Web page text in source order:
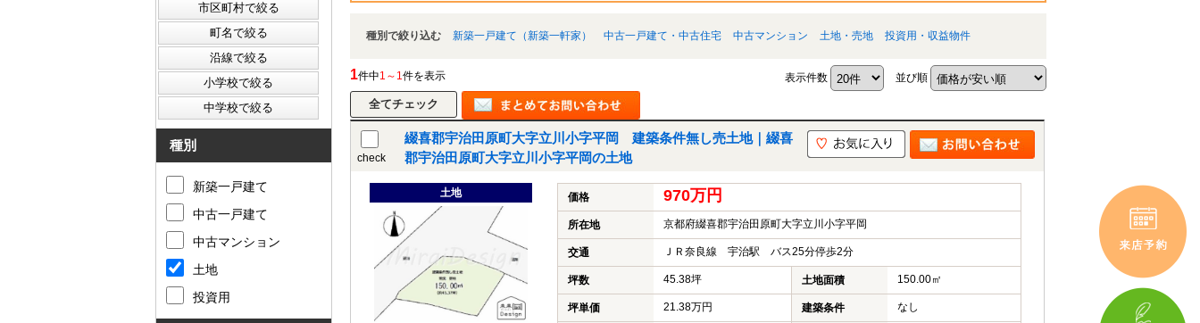
種別で絞り込む 新築一戸建て（新築一軒家） 中古一戸建て・中古住宅 中古マンション 土地・売地 投資用・収益物件
1件中1～1件を表示 表示件数 並び順
check
綴喜郡宇治田原町大字立川小字平岡 建築条件無し売土地｜綴喜
郡宇治田原町大字立川小字平岡の土地
土地 価格 970万円
所在地 京都府綴喜郡宇治田原町大字立川小字平岡
交通 ＪＲ奈良線 宇治駅 バス25分停歩2分
坪数 45.38坪 土地面積 150.00㎡
坪単価 21.38万円 建築条件 なし
種別
新築一戸建て
中古一戸建て
中古マンション
土地
投資用